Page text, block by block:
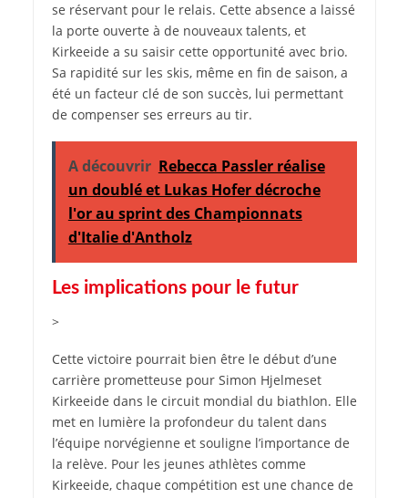
se réservant pour le relais. Cette absence a laissé
la porte ouverte à de nouveaux talents, et
Kirkeeide a su saisir cette opportunité avec brio.
Sa rapidité sur les skis, même en fin de saison, a
été un facteur clé de son succès, lui permettant
de compenser ses erreurs au tir.
A découvrir Rebecca Passler réalise
un doublé et Lukas Hofer décroche
l'or au sprint des Championnats
d'Italie d'Antholz
Les implications pour le futur
>
Cette victoire pourrait bien être le début d’une
carrière prometteuse pour Simon Hjelmeset
Kirkeeide dans le circuit mondial du biathlon. Elle
met en lumière la profondeur du talent dans
l’équipe norvégienne et souligne l’importance de
la relève. Pour les jeunes athlètes comme
Kirkeeide, chaque compétition est une chance de